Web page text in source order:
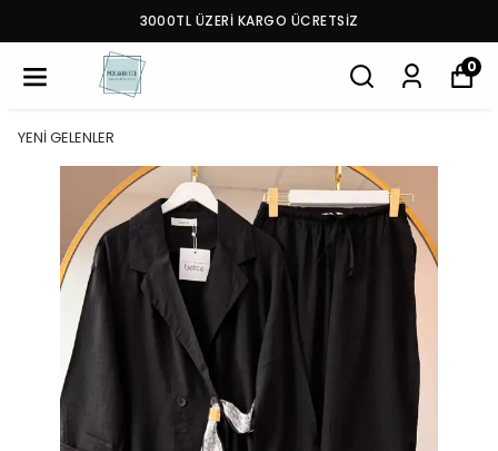
3000TL ÜZERİ KARGO ÜCRETSİZ
0
YENİ GELENLER